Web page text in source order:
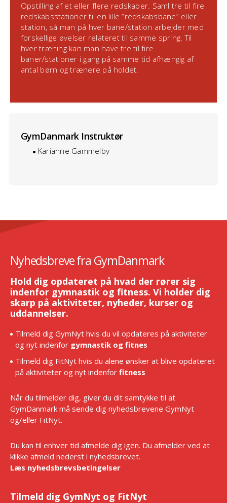
Opstilling af et eller flere redskaber. Saml tre til fire
redskabsstationer til en lille “redskabsbane” eller
station, så man på hver bane/station arbejder med
forskellige øvelser relateret til samme spring. Til
hver træning kan man have tre til fire
baner/stationer i gang på samme tid afhængig af
antal børn og trænere på holdet.
GymDanmark Instruktør
Karianne Gammelby
Nyhedsbreve fra GymDanmark
Hold dig opdateret på hvad der rører sig
indenfor gymnastik og fitness. Vi holder dig
skarp på aktiviteter, nyheder, kurser og
uddannelser.
Tilmeld dig GymNyt hvis du vil opdateres på aktiviteter
og nyt indenfor gymnastik og fitnes
Tilmeld dig FitNyt hvis du alene ønsker at blive opdateret
på aktiviteter og nyt indenfor fitness
Når du tilmelder dig, giver du dit samtykke til at
GymDanmark må sende dig nyhedsbrevene GymNyt
og/eller FitNyt.
Du kan til enhver tid afmelde dig igen. Du afmelder ved at
klikke afmeld nederst i nyhedsbrevet.
Læs nyhedsbrevsbetingelser
Tilmeld dig GymNyt og FitNyt